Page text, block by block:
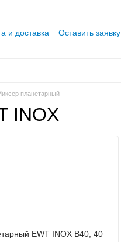
и доставка Оставить заявку
планетарный
INOX